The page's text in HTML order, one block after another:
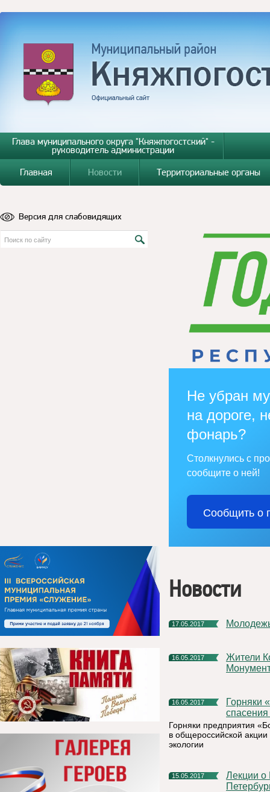
Глава муниципального округа "Княжпогостский" -
руководитель администрации
Главная
Новости Территориальные органы
Версия для слабовидящих
Не убран
на дороге,
фонарь?
Столкнулись с
сообщите о ней!
Сообщить о
Новости
17.05.2017
16.05.2017
Жители Коми могут внести свою лепту в строительство
16.05.2017
Горняки «Боксита Тимана» сдали полтонны макулатуры для
Горняки предприятия
в общероссийской
экологии
15.05.2017
Лекции о Питириме Сорокине прочитают в Санкт-